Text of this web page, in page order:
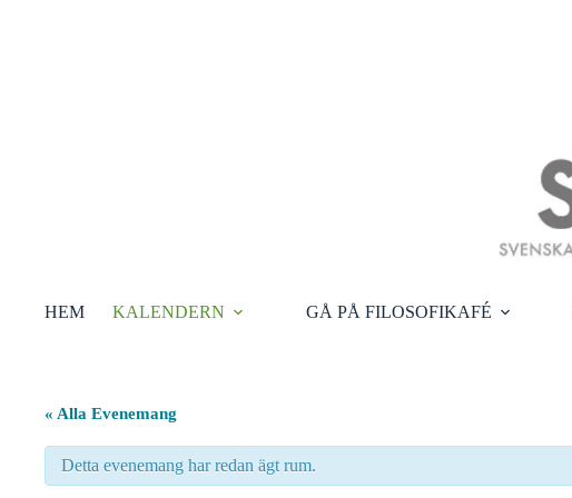
HEM KALENDERN GÅ PÅ FILOSOFIKAFÉ
« Alla Evenemang
Detta evenemang har redan ägt rum.